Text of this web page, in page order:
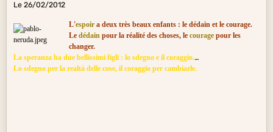
Le 26/02/2012
L'espoira deux très beaux enfants : le dédain et le courage.
Le dédainpour la réalité des choses, le couragepour les
changer.
La speranza ha due bellissimi figli : lo sdegno e il coraggio.
Lo sdegno per la realtà delle cose, il coraggio per cambiarle.